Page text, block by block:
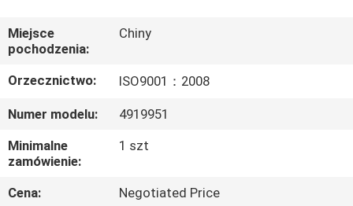
NAS
WYCIECZKA
PO
FABRYCE
KONTROLA
Miejsce
pochodzenia:
Chiny
Orzecznictwo: ISO9001：2008
Numer modelu:
4919951
Minimalne
zamówienie:
1 szt
Cena:
Negotiated Price